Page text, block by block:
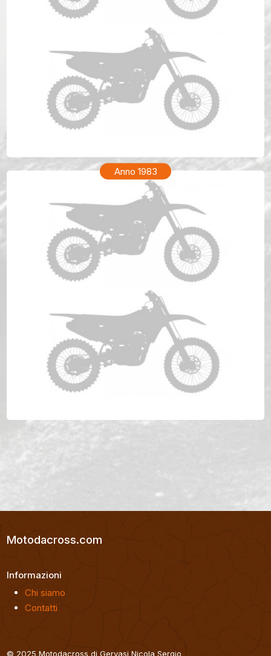
Anno 1983
Motodacross.com
Informazioni
Chi siamo
Contatti
© 2025 Motodacross di Gervasi Nicola Sergio